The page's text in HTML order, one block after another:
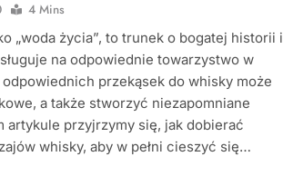
4 Mins
„woda życia”, to trunek o bogatej historii i
na odpowiednie towarzystwo w
przekąsek do whisky może
a także stworzyć niezapomniane
artykule przyjrzymy się, jak dobierać
whisky, aby w pełni cieszyć się…